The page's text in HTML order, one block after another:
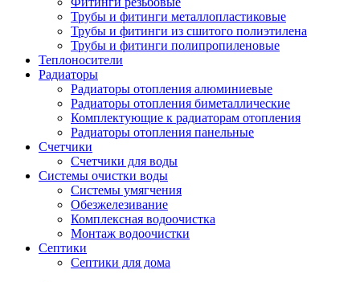
Трубы и фитинги металлопластиковые
Трубы и фитинги из сшитого полиэтилена
Трубы и фитинги полипропиленовые
Теплоносители
Радиаторы
Радиаторы отопления алюминиевые
Радиаторы отопления биметаллические
Комплектующие к радиаторам отопления
Радиаторы отопления панельные
Cчетчики
Счетчики для воды
Системы очистки воды
Системы умягчения
Обезжелезивание
Комплексная водоочистка
Монтаж водоочистки
Септики
Септики для дома